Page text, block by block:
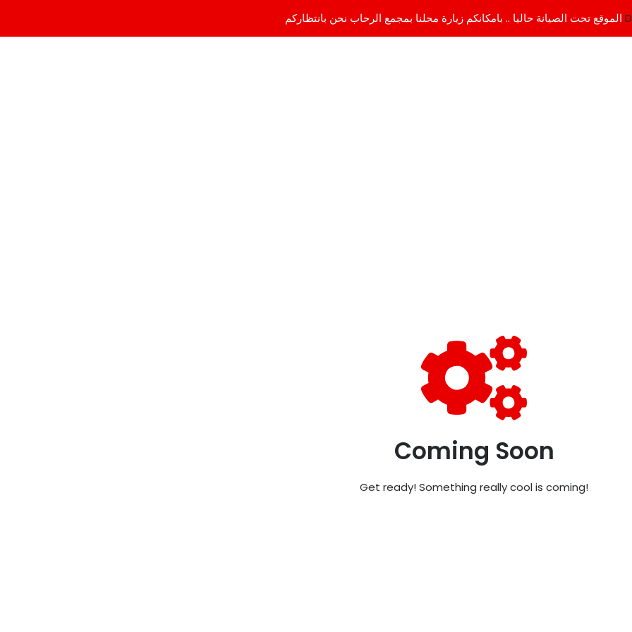
Coming Soon
Get ready! Something really cool is coming!